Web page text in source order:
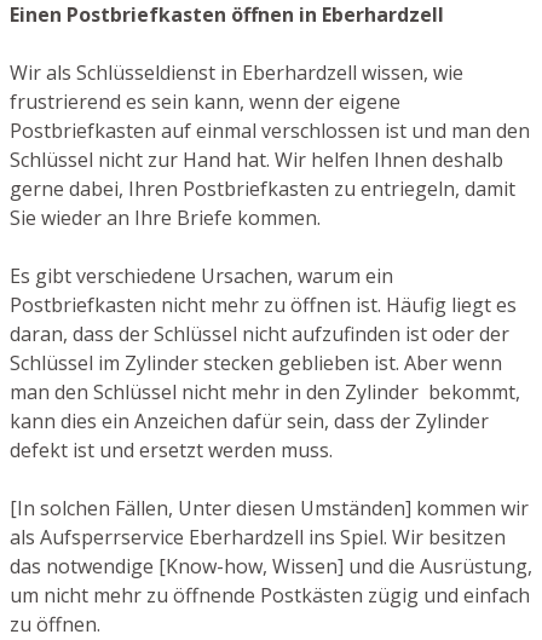
Einen Postbriefkasten öffnen in Eberhardzell
Wir als Schlüsseldienst in Eberhardzell wissen, wie
frustrierend es sein kann, wenn der eigene
Postbriefkasten auf einmal verschlossen ist und man den
Schlüssel nicht zur Hand hat. Wir helfen Ihnen deshalb
gerne dabei, Ihren Postbriefkasten zu entriegeln, damit
Sie wieder an Ihre Briefe kommen.
Es gibt verschiedene Ursachen, warum ein
Postbriefkasten nicht mehr zu öffnen ist. Häufig liegt es
daran, dass der Schlüssel nicht aufzufinden ist oder der
Schlüssel im Zylinder stecken geblieben ist. Aber wenn
man den Schlüssel nicht mehr in den Zylinder bekommt,
kann dies ein Anzeichen dafür sein, dass der Zylinder
defekt ist und ersetzt werden muss.
[In solchen Fällen, Unter diesen Umständen] kommen wir
als Aufsperrservice Eberhardzell ins Spiel. Wir besitzen
das notwendige [Know-how, Wissen] und die Ausrüstung,
um nicht mehr zu öffnende Postkästen zügig und einfach
zu öffnen.